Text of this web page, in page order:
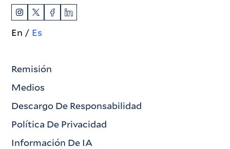
En Es
Remisión
Medios
Descargo De Responsabilidad
Política De Privacidad
Información De IA